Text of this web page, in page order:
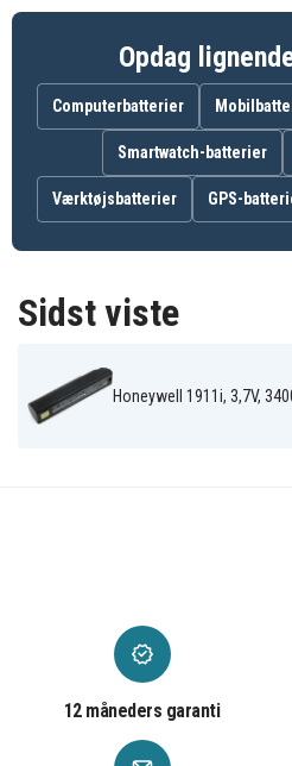
Xenon 1902GHD Xenon
Xenon 4820 Xenon
Honeywell
Xenon 6320
Leuze IT 1902G
Leuze IT
Opdag
Computerbatterier
Smartwatch-batterier
Værktøjsbatterier GPS-
Sidst viste
Honeywell 1911i, 3,7V,
12 måneders garanti